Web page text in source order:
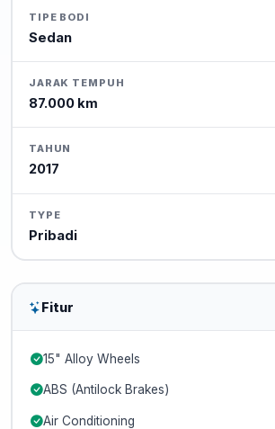
TIPE BODI
Sedan
JARAK TEMPUH
87.000 km
TAHUN
2017
TYPE
Pribadi
Fitur
15" Alloy Wheels
ABS (Antilock Brakes)
Air Conditioning